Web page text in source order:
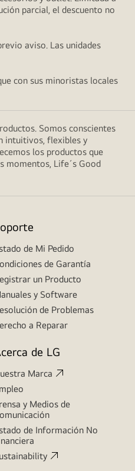
parcial, el descuento no
aviso. Las unidades
con sus minoristas locales
Somos conscientes
intuitivos, flexibles y
los productos que
momentos, Life´s Good
de Mi Pedido
de Garantía
un Producto
y Software
de Problemas
a Reparar
de LG
Marca
y Medios de
de Información No